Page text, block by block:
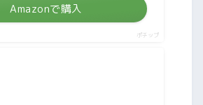
Amazonで購入
ポチップ